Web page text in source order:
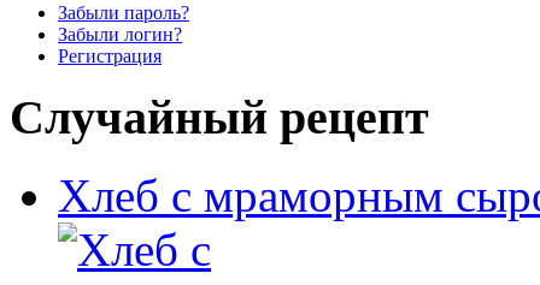
Забыли пароль?
Забыли логин?
Регистрация
Случайный рецепт
Хлеб с мраморным